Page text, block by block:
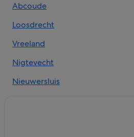
Golf in Breukelen
Hotels met zwembad in Breukelen
Hotels met parkeerplaatsen in
Hotels in Nieuwersluis
Abcoude
Loosdrecht
Vreeland
Nigtevecht
Nieuwersluis